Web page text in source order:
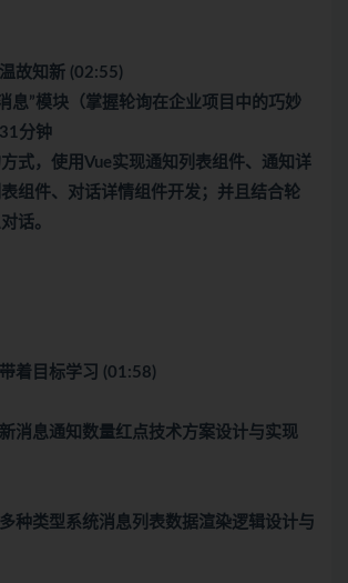
故知新 (02:55)
息”模块（掌握轮询在企业项目中的巧妙
分钟
式，使用Vue实现通知列表组件、通知详
组件、对话详情组件开发；并且结合轮
话。
着目标学习 (01:58)
消息通知数量红点技术方案设计与实现
种类型系统消息列表数据渲染逻辑设计与